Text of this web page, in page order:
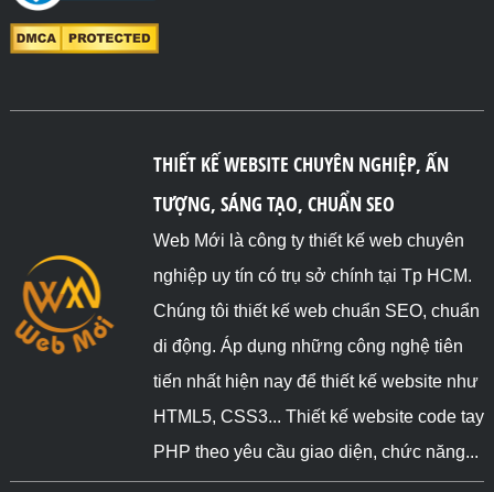
THIẾT KẾ WEBSITE CHUYÊN NGHIỆP, ẤN
TƯỢNG, SÁNG TẠO, CHUẨN SEO
Web Mới là công ty thiết kế web chuyên
nghiệp uy tín có trụ sở chính tại Tp HCM.
Chúng tôi thiết kế web chuẩn SEO, chuẩn
di động. Áp dụng những công nghệ tiên
tiến nhất hiện nay để thiết kế website như
HTML5, CSS3... Thiết kế website code tay
PHP theo yêu cầu giao diện, chức năng...